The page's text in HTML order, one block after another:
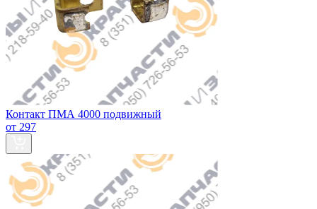
Контакт ПМА 4000 подвижный
от 297